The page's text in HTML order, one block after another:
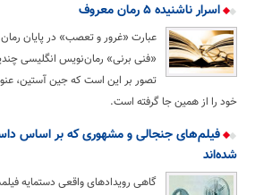
اسرار ناشنیده ۵ رمان معروف
عبارت «غرور و تعصب» در پایان
«فنی برنی» رمان‌نویس انگلیسی
تصور بر این است که جین آستین،
خود را از همین‌ جا گرفته است.
فیلم‌های جنجالی و مشهوری که بر اساس
شده‌اند
گاهی رویداد‌های واقعی دستمایه